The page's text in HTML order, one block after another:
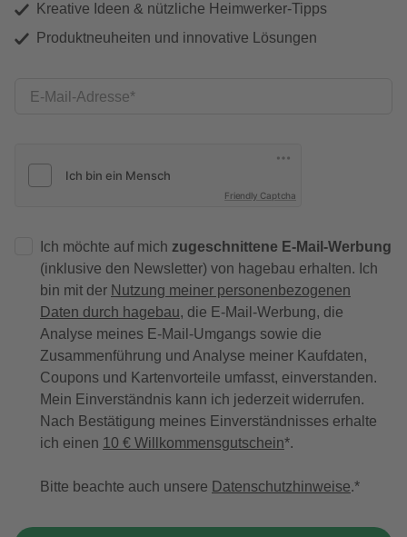
Kreative Ideen & nützliche Heimwerker-Tipps
Produktneuheiten und innovative Lösungen
E-Mail-Adresse
Friendly Captcha
Ich möchte auf mich zugeschnittene E-Mail-Werbung
(inklusive den Newsletter) von hagebau erhalten. Ich
bin mit der Nutzung meiner personenbezogenen
Daten durch hagebau, die E-Mail-Werbung, die
Analyse meines E-Mail-Umgangs sowie die
Zusammenführung und Analyse meiner Kaufdaten,
Coupons und Kartenvorteile umfasst, einverstanden.
Mein Einverständnis kann ich jederzeit widerrufen.
Nach Bestätigung meines Einverständnisses erhalte
ich einen 10 € Willkommensgutschein*.
Bitte beachte auch unsere Datenschutzhinweise.